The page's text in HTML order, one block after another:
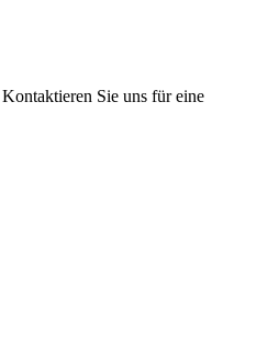
Sie uns für eine